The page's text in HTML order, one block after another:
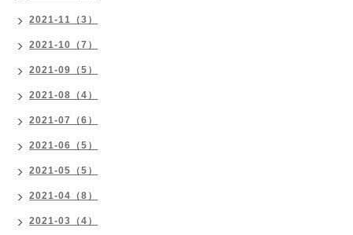
2021-11（3）
2021-10（7）
2021-09（5）
2021-08（4）
2021-07（6）
2021-06（5）
2021-05（5）
2021-04（8）
2021-03（4）